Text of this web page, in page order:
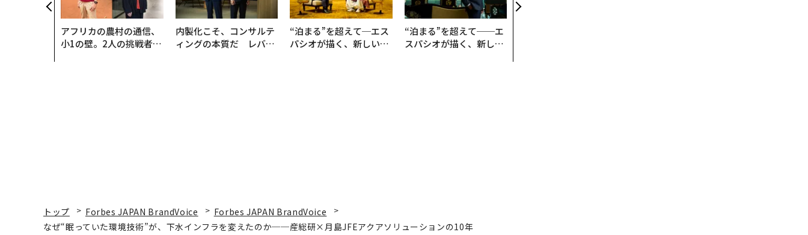
アフリカの農村の通信、
小1の壁。2人の挑戦者が
内製化こそ、コンサルテ
ィングの本質だ レバレ
“泊まる”を超えて─エス
パシオが描く、新しい日
“泊まる”を超えて──エ
スパシオが描く、新しい
ションの10年
トップ Forbes JAPAN BrandVoice
Forbes JAPAN BrandVoice
なぜ“眠っていた環境技術”が、下水インフラを変えたのか──産総研×月島JFEアクアソリューションの10年